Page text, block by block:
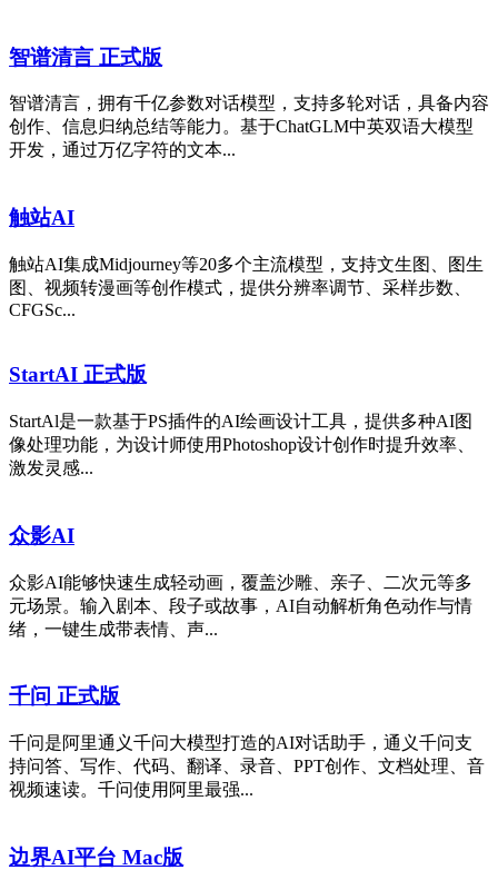
智谱清言 正式版
智谱清言，拥有千亿参数对话模型，支持多轮对话，具备内容
创作、信息归纳总结等能力。基于ChatGLM中英双语大模型
开发，通过万亿字符的文本...
触站AI
触站AI集成Midjourney等20多个主流模型，支持文生图、图生
图、视频转漫画等创作模式，提供分辨率调节、采样步数、
CFGSc...
StartAI 正式版
StartAl是一款基于PS插件的AI绘画设计工具，提供多种AI图
像处理功能，为设计师使用Photoshop设计创作时提升效率、
激发灵感...
众影AI
众影AI能够快速生成轻动画，覆盖沙雕、亲子、二次元等多
元场景。输入剧本、段子或故事，AI自动解析角色动作与情
绪，一键生成带表情、声...
千问 正式版
千问是阿里通义千问大模型打造的AI对话助手，通义千问支
持问答、写作、代码、翻译、录音、PPT创作、文档处理、音
视频速读。千问使用阿里最强...
边界AI平台 Mac版